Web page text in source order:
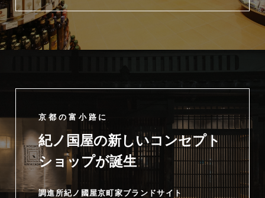
京都の富小路に
紀ノ国屋の新しいコンセプト
ショップが誕生
調進所紀ノ國屋京町家ブランドサイト